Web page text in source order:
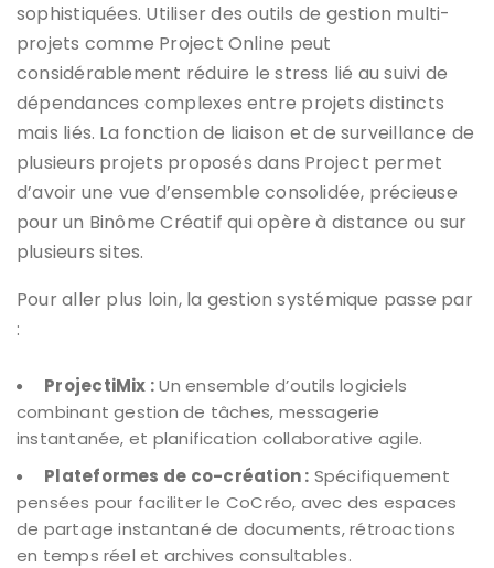
sophistiquées. Utiliser des outils de gestion multi-
projets comme Project Online peut
considérablement réduire le stress lié au suivi de
dépendances complexes entre projets distincts
mais liés. La fonction de liaison et de surveillance de
plusieurs projets proposés dans Project permet
d’avoir une vue d’ensemble consolidée, précieuse
pour un Binôme Créatif qui opère à distance ou sur
plusieurs sites.
Pour aller plus loin, la gestion systémique passe par
:
ProjectiMix :Un ensemble d’outils logiciels
combinant gestion de tâches, messagerie
instantanée, et planification collaborative agile.
Plateformes de co-création : Spécifiquement
pensées pour faciliter le CoCréo, avec des espaces
de partage instantané de documents, rétroactions
en temps réel et archives consultables.